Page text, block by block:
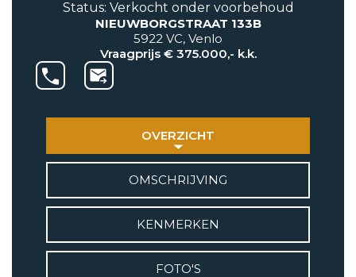
VETEBE GROEP
5931 CX Tegelen
info@vetebe.nl
BEL VETEBE
E-MAIL VETEBE
VETEBE INSTAGRAM
Status: Verkocht onder voorbehoud
NIEUWBORGSTRAAT 133B
5922 VC, Venlo
Vraagprijs € 375.000,- k.k.
OVERZICHT
OMSCHRIJVING
KENMERKEN
FOTO'S